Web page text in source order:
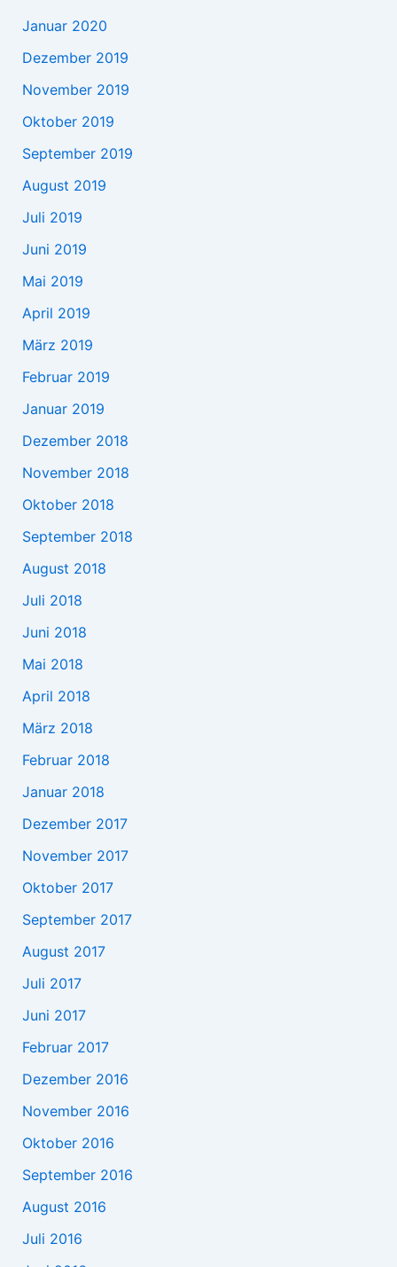
Januar 2020
Dezember 2019
November 2019
Oktober 2019
September 2019
August 2019
Juli 2019
Juni 2019
Mai 2019
April 2019
März 2019
Februar 2019
Januar 2019
Dezember 2018
November 2018
Oktober 2018
September 2018
August 2018
Juli 2018
Juni 2018
Mai 2018
April 2018
März 2018
Februar 2018
Januar 2018
Dezember 2017
November 2017
Oktober 2017
September 2017
August 2017
Juli 2017
Juni 2017
Februar 2017
Dezember 2016
November 2016
Oktober 2016
September 2016
August 2016
Juli 2016